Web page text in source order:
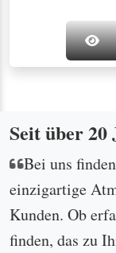
Seit über 20
Bei uns
einzigartige
Kunden. Ob
finden, das zu